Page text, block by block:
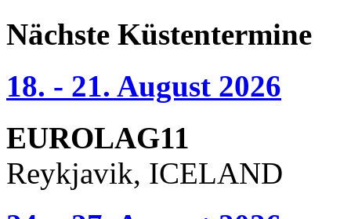
Nächste Küstentermine
18. - 21. August 2026
EUROLAG11
Reykjavik, ICELAND